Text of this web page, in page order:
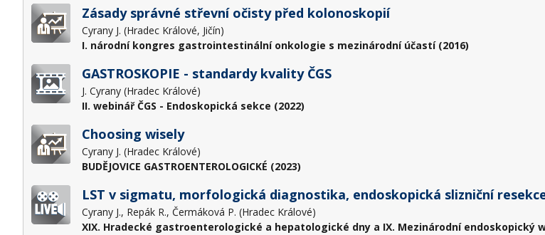
Zásady správné střevní očisty před kolonoskopií
Cyrany J. (Hradec Králové, Jičín)
I. národní kongres gastrointestinální onkologie s mezinárodní účastí (2016)
GASTROSKOPIE - standardy kvality ČGS
J. Cyrany (Hradec Králové)
II. webinář ČGS - Endoskopická sekce (2022)
Choosing wisely
Cyrany J. (Hradec Králové)
BUDĚJOVICE GASTROENTEROLOGICKÉ (2023)
LST v sigmatu, morfologická diagnostika, endoskopická slizniční
Cyrany J., Repák R., Čermáková P. (Hradec Králové)
XIX. Hradecké gastroenterologické a hepatologické dny a IX. Mezinárodní endoskopický